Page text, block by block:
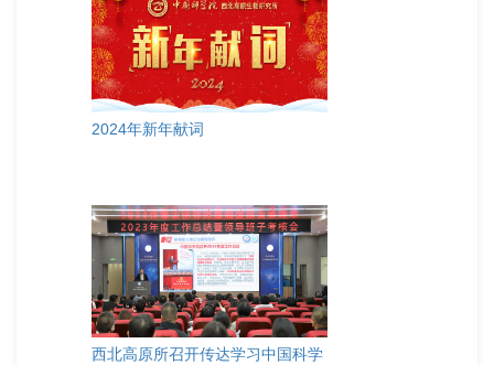
2024年新年献词
西北高原所召开传达学习中国科学